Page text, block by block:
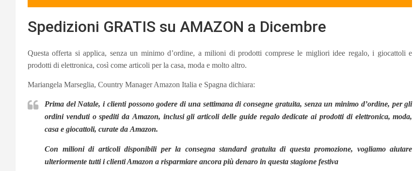
Spedizioni GRATIS su AMAZON a Dicembre
Questa offerta si applica, senza un minimo d’ordine, a milioni di prodotti comprese le migliori idee regalo, i giocattoli e
prodotti di elettronica, così come articoli per la casa, moda e molto altro.
Mariangela Marseglia, Country Manager Amazon Italia e Spagna dichiara:
Prima del Natale, i clienti possono godere di una settimana di consegne gratuita, senza un minimo d’ordine, per gli
ordini venduti o spediti da Amazon, inclusi gli articoli delle guide regalo dedicate ai prodotti di elettronica, moda,
casa e giocattoli, curate da Amazon.
Con milioni di articoli disponibili per la consegna standard gratuita di questa promozione, vogliamo aiutare
ulteriormente tutti i clienti Amazon a risparmiare ancora più denaro in questa stagione festiva